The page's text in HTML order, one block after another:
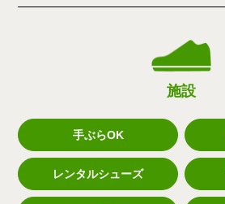
施設
手ぶらOK
レンタルシューズ